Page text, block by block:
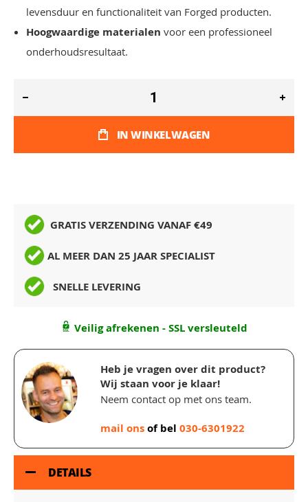
levensduur en functionaliteit van Forged producten.
Hoogwaardige materialen voor een professioneel
onderhoudsresultaat.
IN WINKELWAGEN
GRATIS VERZENDING VANAF €49
AL MEER DAN 25 JAAR SPECIALIST
SNELLE LEVERING
Veilig afrekenen - SSL versleuteld
Heb je vragen over dit product?
Wij staan voor je klaar!
Neem contact op met ons team.
mail onsof bel 030-6301922
DETAILS